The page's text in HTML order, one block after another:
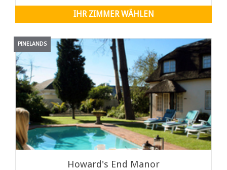
Klimaanlage und Smart-TVs mit
IHR ZIMMER WÄHLEN
PINELANDS
Howard's End Manor